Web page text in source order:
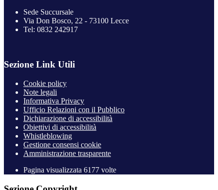
Sede Succursale
Via Don Bosco, 22 - 73100 Lecce
Tel: 0832 242917
Sezione Link Utili
Cookie policy
Note legali
Informativa Privacy
Ufficio Relazioni con il Pubblico
Dichiarazione di accessibilità
Obiettivi di accessibilità
Whistleblowing
Gestione consensi cookie
Amministrazione trasparente
Pagina visualizzata 6177 volte